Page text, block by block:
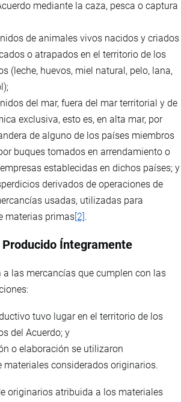
mediante la caza, pesca o captura
de animales vivos nacidos y criados
o atrapados en el territorio de los
(leche, huevos, miel natural, pelo, lana,
del mar, fuera del mar territorial y de
exclusiva, esto es, en alta mar, por
de alguno de los países miembros
buques tomados en arrendamiento o
establecidas en dichos países; y
derivados de operaciones de
usadas, utilizadas para
materias primas[2].
Íntegramente
a las mercancías que cumplen con las
tuvo lugar en el territorio de los
del Acuerdo; y
o elaboración se utilizaron
materiales considerados originarios.
originarios atribuida a los materiales